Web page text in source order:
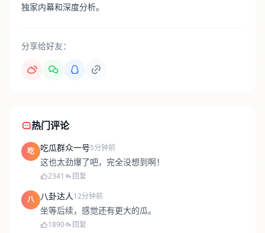
独家内幕和深度分析。
分享给好友：
热门评论
吃 吃瓜群众一号5分钟前
这也太劲爆了吧，完全没想到啊！
2341 回复
八 八卦达人12分钟前
坐等后续，感觉还有更大的瓜。
1890 回复